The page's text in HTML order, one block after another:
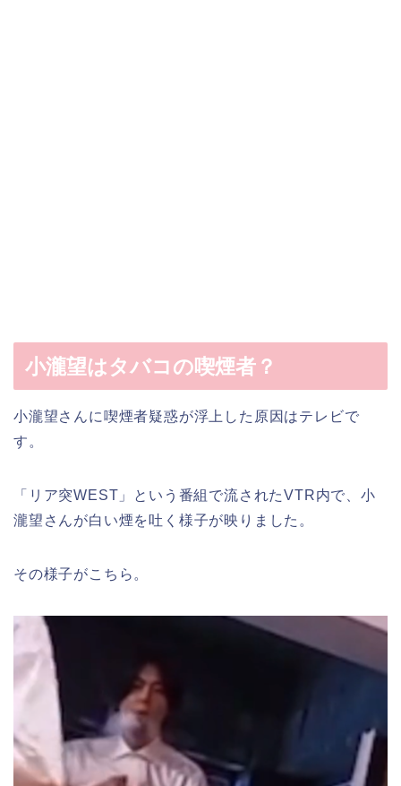
小瀧望はタバコの喫煙者？
小瀧望さんに喫煙者疑惑が浮上した原因はテレビで
す。
「リア突WEST」という番組で流されたVTR内で、小
瀧望さんが白い煙を吐く様子が映りました。
その様子がこちら。